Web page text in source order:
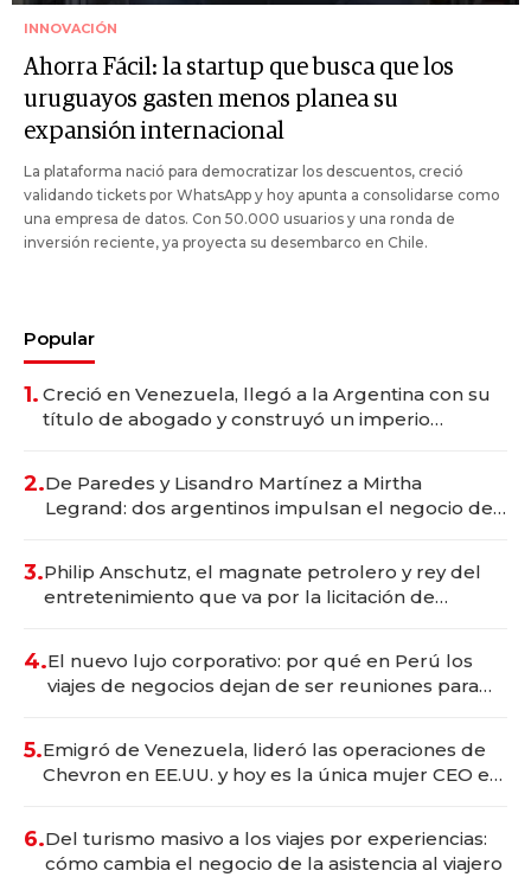
INNOVACIÓN
Ahorra Fácil: la startup que busca que los
uruguayos gasten menos planea su
expansión internacional
La plataforma nació para democratizar los descuentos, creció
validando tickets por WhatsApp y hoy apunta a consolidarse como
una empresa de datos. Con 50.000 usuarios y una ronda de
inversión reciente, ya proyecta su desembarco en Chile.
Popular
1. Creció en Venezuela, llegó a la Argentina con su
título de abogado y construyó un imperio
2.De Paredes y Lisandro Martínez a Mirtha
Legrand: dos argentinos impulsan el negocio del
3.Philip Anschutz, el magnate petrolero y rey del
entretenimiento que va por la licitación de
4.El nuevo lujo corporativo: por qué en Perú los
viajes de negocios dejan de ser reuniones para
5.Emigró de Venezuela, lideró las operaciones de
Chevron en EE.UU. y hoy es la única mujer CEO en
6.Del turismo masivo a los viajes por experiencias:
cómo cambia el negocio de la asistencia al viajero